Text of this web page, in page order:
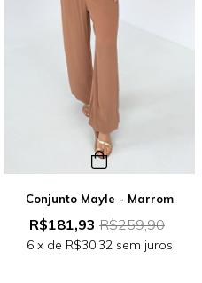
Conjunto Mayle - Marrom
R$181,93 R$259,90
6 x de R$30,32 sem juros